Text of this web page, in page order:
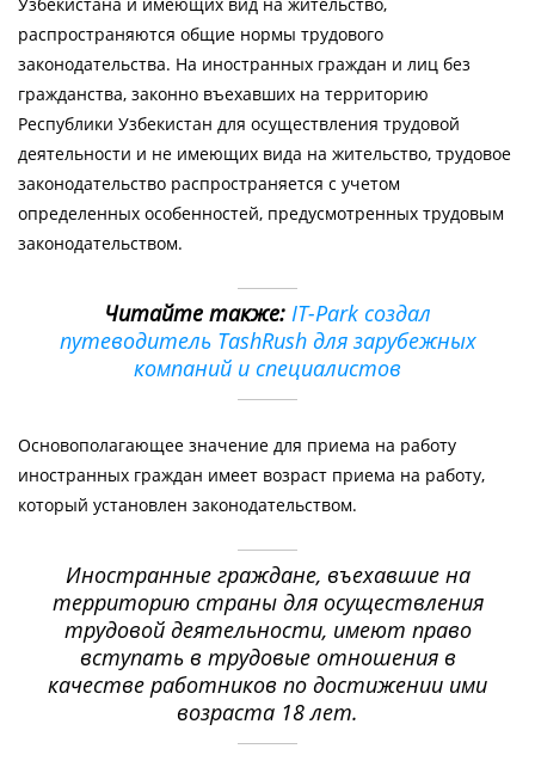
распространяются общие нормы трудового
законодательства. На иностранных граждан и лиц без
гражданства, законно въехавших на территорию
Республики Узбекистан для осуществления трудовой
деятельности и не имеющих вида на жительство, трудовое
законодательство распространяется с учетом
определенных особенностей, предусмотренных трудовым
законодательством.
Читайте также: IT-Park создал
путеводитель TashRush для зарубежных
компаний и специалистов
Основополагающее значение для приема на работу
иностранных граждан имеет возраст приема на работу,
который установлен законодательством.
Иностранные граждане, въехавшие на
территорию страны для осуществления
трудовой деятельности, имеют право
вступать в трудовые отношения в
качестве работников по достижении ими
возраста 18 лет.